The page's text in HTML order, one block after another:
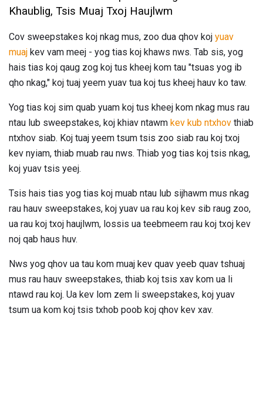
Khaublig, Tsis Muaj Txoj Haujlwm
Cov sweepstakes koj nkag mus, zoo dua qhov koj yuav
muaj kev vam meej - yog tias koj khaws nws. Tab sis, yog
hais tias koj qaug zog koj tus kheej kom tau "tsuas yog ib
qho nkag," koj tuaj yeem yuav tua koj tus kheej hauv ko taw.
Yog tias koj sim quab yuam koj tus kheej kom nkag mus rau
ntau lub sweepstakes, koj khiav ntawm kev kub ntxhov thiab
ntxhov siab. Koj tuaj yeem tsum tsis zoo siab rau koj txoj
kev nyiam, thiab muab rau nws. Thiab yog tias koj tsis nkag,
koj yuav tsis yeej.
Tsis hais tias yog tias koj muab ntau lub sijhawm mus nkag
rau hauv sweepstakes, koj yuav ua rau koj kev sib raug zoo,
ua rau koj txoj haujlwm, lossis ua teebmeem rau koj txoj kev
noj qab haus huv.
Nws yog qhov ua tau kom muaj kev quav yeeb quav tshuaj
mus rau hauv sweepstakes, thiab koj tsis xav kom ua li
ntawd rau koj. Ua kev lom zem li sweepstakes, koj yuav
tsum ua kom koj tsis txhob poob koj qhov kev xav.